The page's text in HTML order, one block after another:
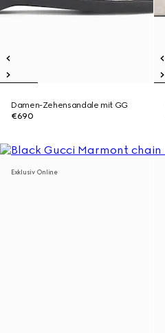
Damen-Zehensandale mit GG
€690
Exklusiv Online